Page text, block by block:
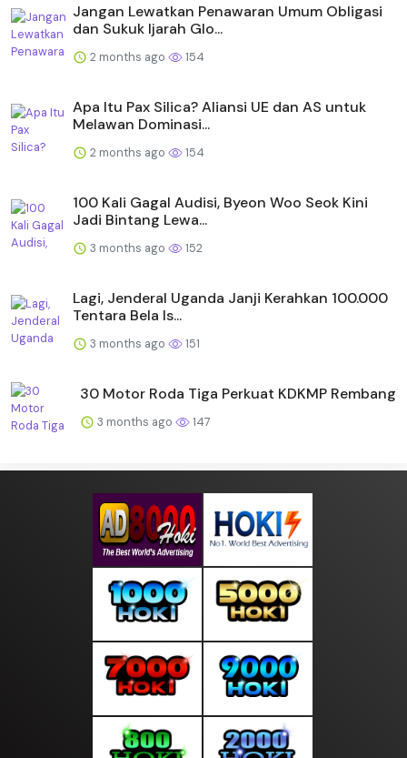
Jangan Lewatkan Penawaran Umum Obligasi
dan Sukuk Ijarah Glo...
2 months ago 154
Apa Itu Pax Silica? Aliansi UE dan AS untuk
Melawan Dominasi...
2 months ago 154
100 Kali Gagal Audisi, Byeon Woo Seok Kini
Jadi Bintang Lewa...
3 months ago 152
Lagi, Jenderal Uganda Janji Kerahkan 100.000
Tentara Bela Is...
3 months ago 151
30 Motor Roda Tiga Perkuat KDKMP Rembang
3 months ago 147